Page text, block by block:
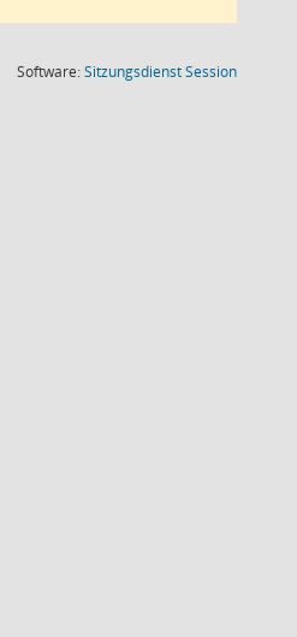
Software:SitzungsdienstSession(Wird in